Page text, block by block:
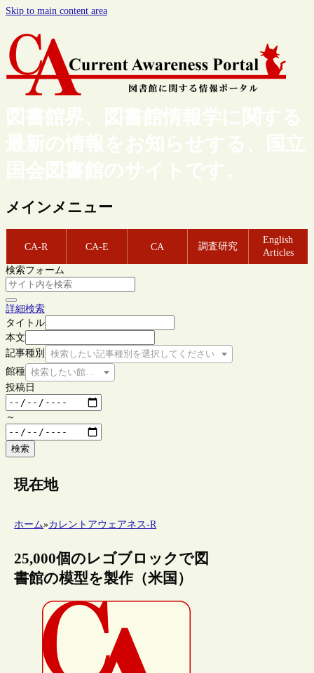
Skip to main content area
図書館界、図書館情報学に関する
最新の情報をお知らせする、国立
国会図書館のサイトです。
メインメニュー
CA-R CA-E CA 調査研究
English
Articles
検索フォーム
詳細検索
タイトル
本文
記事種別
検索したい記事種別を選択してください
館種 検索したい館種を選択してください
投稿日
～
検索
現在地
ホーム»カレントアウェアネス-R
25,000個のレゴブロックで図
書館の模型を製作（米国）